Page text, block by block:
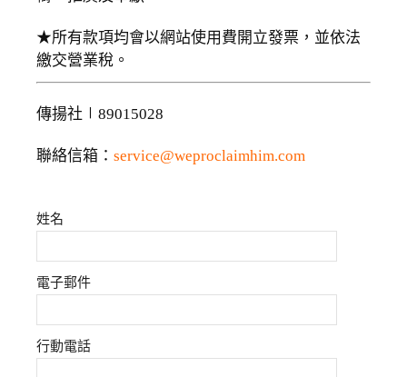
★所有款項均會以網站使用費開立發票，並依法
繳交營業稅。
傳揚社∣89015028
聯絡信箱：service@weproclaimhim.com
姓名
電子郵件
行動電話